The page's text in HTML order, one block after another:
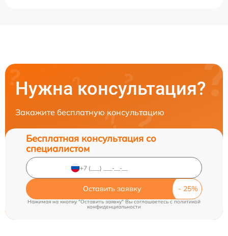
Нужна консультация?
Закажите бесплатную консультацию
Бесплатная консультация со
специалистом
Оставить заявку
Нажимая на кнопку "Оставить заявку" Вы соглашаетесь cполитикой
конфиденциальности